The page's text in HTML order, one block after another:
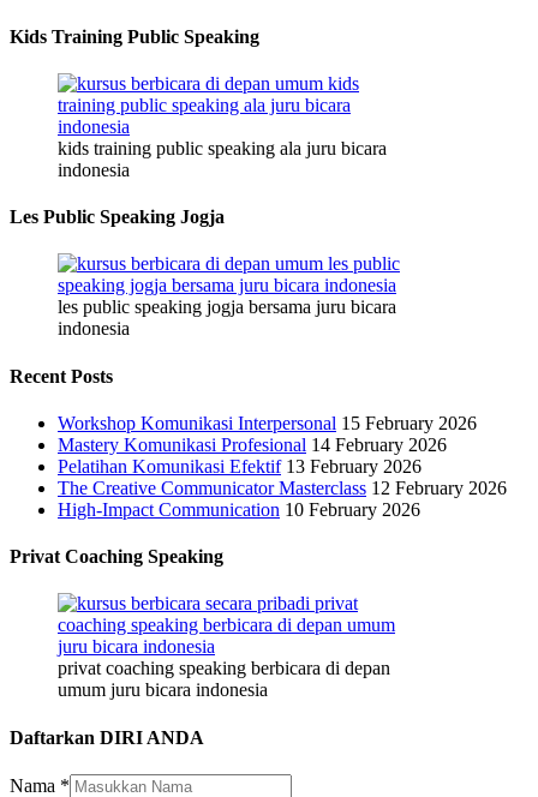
Kids Training Public Speaking
kids training public speaking ala juru bicara
indonesia
Les Public Speaking Jogja
les public speaking jogja bersama juru bicara
indonesia
Recent Posts
Workshop Komunikasi Interpersonal 15 February 2026
Mastery Komunikasi Profesional 14 February 2026
Pelatihan Komunikasi Efektif 13 February 2026
The Creative Communicator Masterclass 12 February 2026
High-Impact Communication 10 February 2026
Privat Coaching Speaking
privat coaching speaking berbicara di depan
umum juru bicara indonesia
Daftarkan DIRI ANDA
Nama *